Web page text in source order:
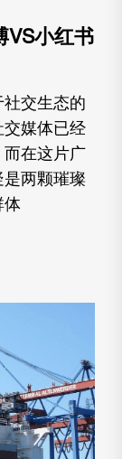
VS小红书
交生态的
媒体已经
而在这片广
两颗璀璨
体